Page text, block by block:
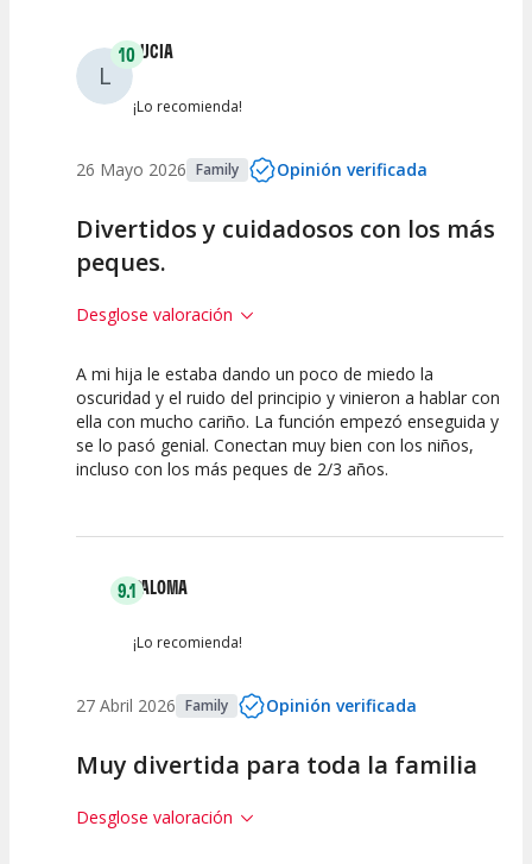
Entre 0 y 2
L
10LUCIA
¡Lo recomienda!
26 Mayo 2026 Family Opinión verificada
Divertidos y cuidadosos con los más
peques.
Desglose valoración
10
Calidad del
Espectáculo
10
Puesta en
Escena
10
Interpretación
artística
A mi hija le estaba dando un poco de miedo la
oscuridad y el ruido del principio y vinieron a hablar con
ella con mucho cariño. La función empezó enseguida y
se lo pasó genial. Conectan muy bien con los niños,
incluso con los más peques de 2/3 años.
9.1PALOMA
¡Lo recomienda!
27 Abril 2026 Family Opinión verificada
Muy divertida para toda la familia
Desglose valoración